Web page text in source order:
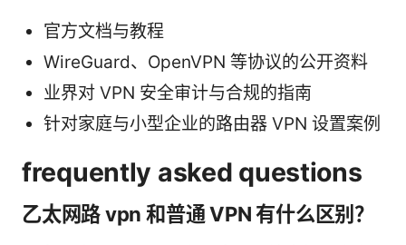
官方文档与教程
WireGuard、OpenVPN 等协议的公开资料
业界对 VPN 安全审计与合规的指南
针对家庭与小型企业的路由器 VPN 设置案例
frequently asked questions
乙太网路 vpn 和普通 VPN 有什么区别？